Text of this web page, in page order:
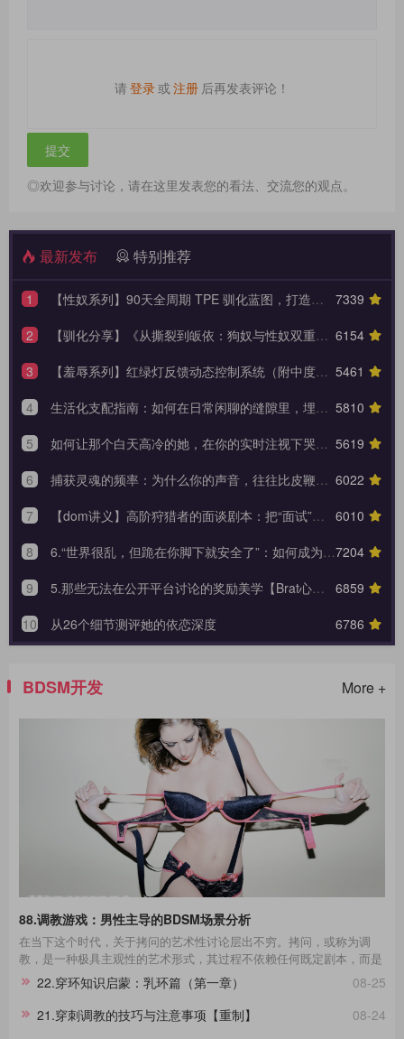
请登录或注册 后再发表评论！
◎欢迎参与讨论，请在这里发表您的看法、交流您的观点。
最新发布 特别推荐
7339
1
【性奴系列】90天全周期 TPE 驯化蓝图，打造永不背叛的K6性奴归宿
6154
2
【驯化分享】《从撕裂到皈依：狗奴与性奴双重身份转换的权力美学》90天全周期身份转换训练日志模板
5461
3
【羞辱系列】红绿灯反馈动态控制系统（附中度羞辱的3大安全底线）
5810
4
生活化支配指南：如何在日常闲聊的缝隙里，埋下让她瞬间腿软的言语钩子？
5619
5
如何让那个白天高冷的她，在你的实时注视下哭着承认内心的荒芜？
6022
6
捕获灵魂的频率：为什么你的声音，往往比皮鞭更能让她战栗？
6010
7
【dom讲义】高阶狩猎者的面谈剧本：把“面试”变成一场让对方沉沦的心理外科手术。
7204
8
6.“世界很乱，但跪在你脚下就安全了”：如何成为 Brat 生命中唯一的锚点与终极归宿？【Brat心奴系列-第六期】
6859
9
5.那些无法在公开平台讨论的奖励美学【Brat心奴系列-第五期】
6786
10 从26个细节测评她的依恋深度
BDSM开发 More +
88.调教游戏：男性主导的BDSM场景分析
在当下这个时代，关于拷问的艺术性讨论层出不穷。拷问，或称为调
教，是一种极具主观性的艺术形式，其过程不依赖任何既定剧本，而是
一种即兴的表现艺术。在这场艺术的表达中，每一个不同性格的受拷者
都呈现出独一无二的故事线。举例来说，那些宁死不屈的与那些畏惧权
威的受拷者，他们在面对同样的惩罚时表现出的反应极其不同，这种差
异进一步影响了拷问的整个过程。通过淙垚个人经验和广泛的文献及影
08-25
22.穿环知识启蒙：乳环篇（第一章）
08-24
21.穿刺调教的技巧与注意事项【重制】